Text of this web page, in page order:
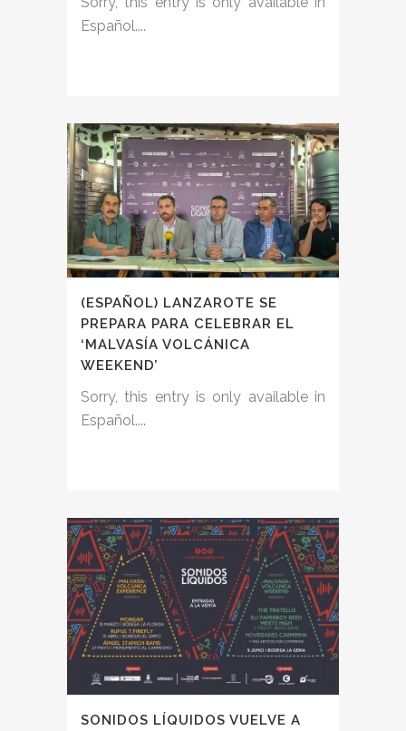
Español....
(ESPAÑOL) LANZAROTE SE
PREPARA PARA CELEBRAR EL
‘MALVASÍA VOLCÁNICA
WEEKEND’
Sorry, this entry is only available in
Español....
SONIDOS LÍQUIDOS VUELVE A